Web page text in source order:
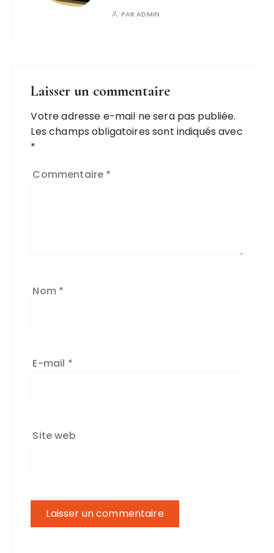
PARADMIN
Laisser un commentaire
Votre adresse e-mail ne sera pas publiée.
Les champs obligatoires sont indiqués avec
*
Commentaire *
Nom *
E-mail *
Site web
A
l
t
r